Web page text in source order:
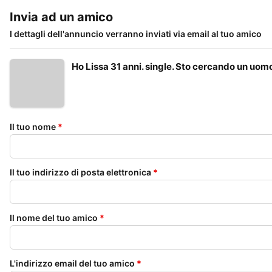
Invia ad un amico
I dettagli dell'annuncio verranno inviati via email al tuo amico
Ho Lissa 31 anni. single. Sto cercando un
Il tuo nome *
Il tuo indirizzo di posta elettronica *
Il nome del tuo amico *
L'indirizzo email del tuo amico *